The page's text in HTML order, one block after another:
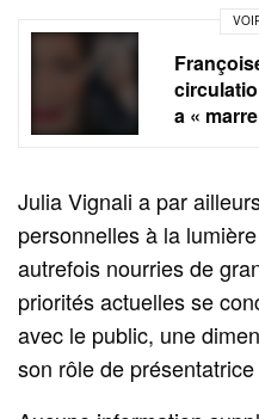
a «
Julia Vignali a par
personnelles à la
autrefois nourries de
priorités actuelles se
avec le public, une
son rôle de